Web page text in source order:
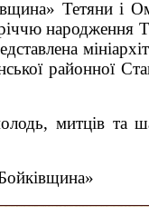
Тетяни і
народження
районної
митців та